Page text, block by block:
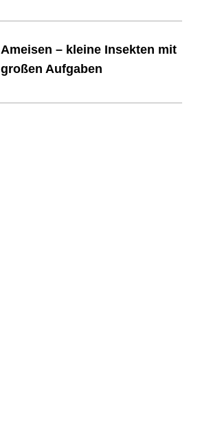
Ameisen – kleine Insekten mit
großen Aufgaben